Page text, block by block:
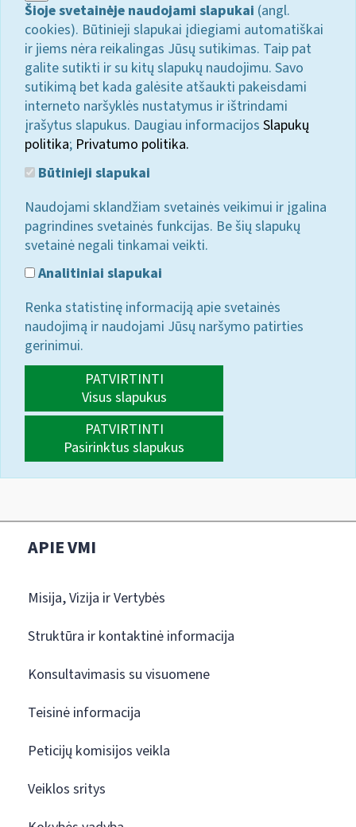
Šioje svetainėje naudojami slapukai (angl.
cookies). Būtinieji slapukai įdiegiami automatiškai
ir jiems nėra reikalingas Jūsų sutikimas. Taip pat
galite sutikti ir su kitų slapukų naudojimu. Savo
sutikimą bet kada galėsite atšaukti pakeisdami
interneto naršyklės nustatymus ir ištrindami
įrašytus slapukus. Daugiau informacijos Slapukų
politika; Privatumo politika.
Būtinieji slapukai
Naudojami sklandžiam svetainės veikimui ir įgalina
pagrindines svetainės funkcijas. Be šių slapukų
svetainė negali tinkamai veikti.
Analitiniai slapukai
Renka statistinę informaciją apie svetainės
naudojimą ir naudojami Jūsų naršymo patirties
gerinimui.
PATVIRTINTI
Visus slapukus
PATVIRTINTI
Pasirinktus slapukus
APIE VMI
Misija, Vizija ir Vertybės
Struktūra ir kontaktinė informacija
Konsultavimasis su visuomene
Teisinė informacija
Peticijų komisijos veikla
Veiklos sritys